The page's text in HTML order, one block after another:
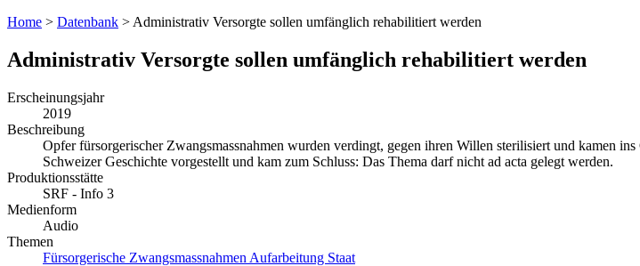
Home > Datenbank > Administrativ Versorgte sollen umfänglich rehabilitiert werden
Administrativ Versorgte sollen umfänglich rehabilitiert werden
Erscheinungsjahr
2019
Beschreibung
Opfer fürsorgerischer Zwangsmassnahmen wurden verdingt, gegen ihren Willen sterilisiert und kamen
Schweizer Geschichte vorgestellt und kam zum Schluss: Das Thema darf nicht ad acta gelegt werden.
Produktionsstätte
SRF - Info 3
Medienform
Audio
Themen
Fürsorgerische Zwangsmassnahmen Aufarbeitung Staat